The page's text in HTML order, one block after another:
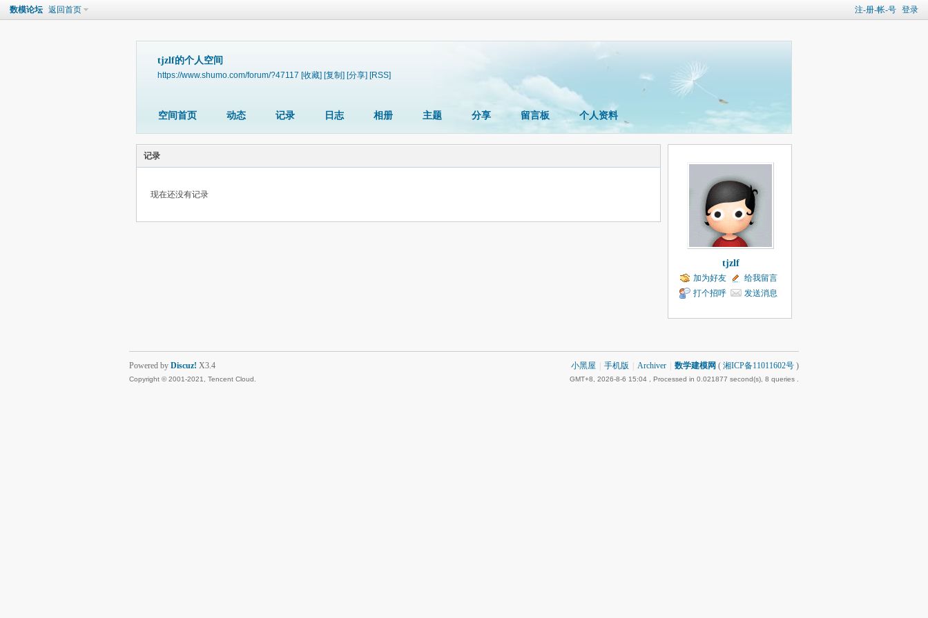
注-册-帐-号 登录
数模论坛 返回首页
tjzlf的个人空间
https://www.shumo.com/forum/?47117 [收藏] [复制] [分享] [RSS]
空间首页 动态 记录 日志 相册 主题 分享 留言板 个人资料
记录
现在还没有记录
tjzlf
加为好友
给我留言
打个招呼
发送消息
小黑屋 手机版 Archiver 数学建模网 ( 湘ICP备11011602号 )
GMT+8, 2026-8-6 15:04 , Processed in 0.021877 second(s), 8 queries .
Powered by Discuz! X3.4
Copyright © 2001-2021, Tencent Cloud.